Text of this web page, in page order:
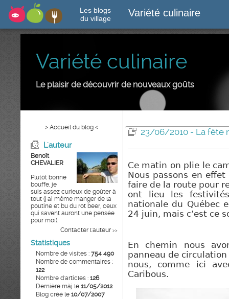
Les blogs
du village
Variété culinaire
Variété culinaire
Le plaisir de découvrir de nouveaux goûts
> Accueil du blog <
L'auteur
Benoît
CHEVALIER
Plutôt bonne
bouffe, je
suis assez curieux de goûter à
tout (j'ai même manger de la
poutine et bu du rot beer, ceux
qui savent auront une pensée
pour moi).
Contacter l'auteur >>
Statistiques
Nombre de visites : 754 490
Nombre de commentaires :
122
Nombre d'articles : 126
Dernière màj le 11/05/2012
Blog créé le 10/07/2007
23/06/2010 - La fête
Ce matin on plie le
Nous passons en
faire de la route pour
ont lieu les
nationale du Québec
24 juin, mais c’est ce
En chemin nous
panneau de
nous, comme ici
Caribous.